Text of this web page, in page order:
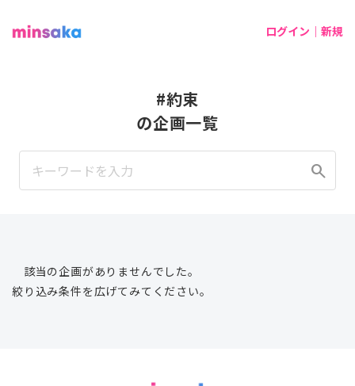
ログイン｜新規
#約束
の企画一覧
search
該当の企画がありませんでした。
絞り込み条件を広げてみてください。